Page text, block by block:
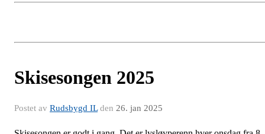
Skisesongen 2025
Postet av Rudsbygd ILden 26. jan 2025